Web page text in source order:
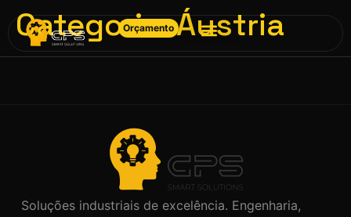
Orçamento
Categoria:Áustria
Soluções industriais de excelência. Engenharia,